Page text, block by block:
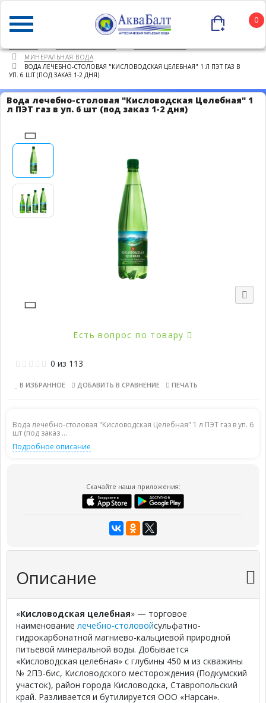
0
МИНЕРАЛЬНАЯ ВОДА
ВОДА ЛЕЧЕБНО-СТОЛОВАЯ "КИСЛОВОДСКАЯ ЦЕЛЕБНАЯ" 1 Л ПЭТ ГАЗ В
УП. 6 ШТ (ПОД ЗАКАЗ 1-2 ДНЯ)
Вода лечебно-столовая "Кисловодская Целебная" 1
л ПЭТ газ в уп. 6 шт (под заказ 1-2 дня)
Есть вопрос по товару
0 из 113
В ИЗБРАННОЕ ДОБАВИТЬ В СРАВНЕНИЕ ПЕЧАТЬ
Вода лечебно-столовая "Кисловодская Целебная" 1 л ПЭТ газ в уп. 6
шт (под заказ ...
Подробное описание
Скачайте наши приложения:
Описание
«Кисловодская целебная» — торговое
наименование лечебно-столовойсульфатно-
гидрокарбонатной магниево-кальциевой природной
питьевой минеральной воды. Добывается
«Кисловодская целебная» с глубины 450 м из скважины
№ 2ПЭ-бис, Кисловодского месторождения (Подкумский
участок), район города Кисловодска, Ставропольский
край. Разливается и бутилируется ООО «Нарсан».